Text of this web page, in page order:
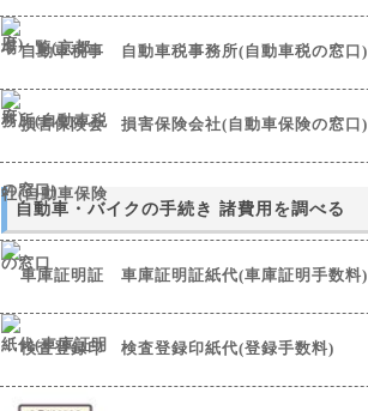
自動車税事務所(自動車税の窓口)
損害保険会社(自動車保険の窓口)
自動車・バイクの手続き 諸費用を調べる
車庫証明証紙代(車庫証明手数料)
検査登録印紙代(登録手数料)